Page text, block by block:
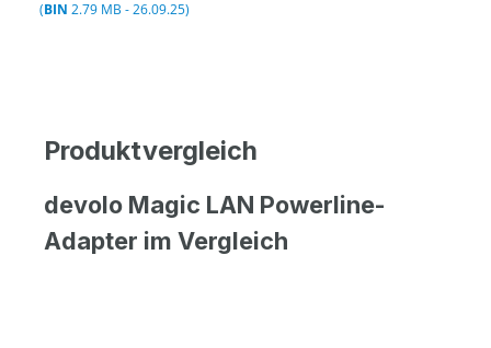
(BIN 2.79 MB - 26.09.25)
Produktvergleich
devolo Magic LAN Powerline-
Adapter im Vergleich